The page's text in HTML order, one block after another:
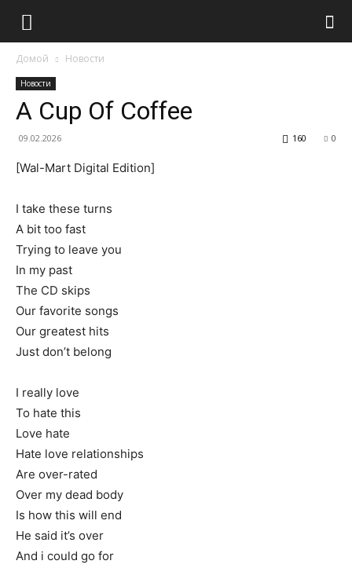
Домой Новости
Новости
A Cup Of Coffee
09.02.2026 0
160
[Wal-Mart Digital Edition]
I take these turns
A bit too fast
Trying to leave you
In my past
The CD skips
Our favorite songs
Our greatest hits
Just don’t belong
I really love
To hate this
Love hate
Hate love relationships
Are over-rated
Over my dead body
Is how this will end
He said it’s over
And i could go for